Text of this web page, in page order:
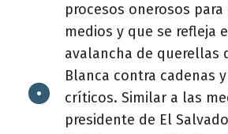
procesos onerosos
medios y que se refleja
avalancha de querellas
Blanca contra cadenas
críticos. Similar a las
presidente de El